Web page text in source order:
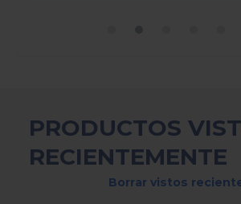
PRODUCTOS
RECIENTEMENTE
Borrar vistos